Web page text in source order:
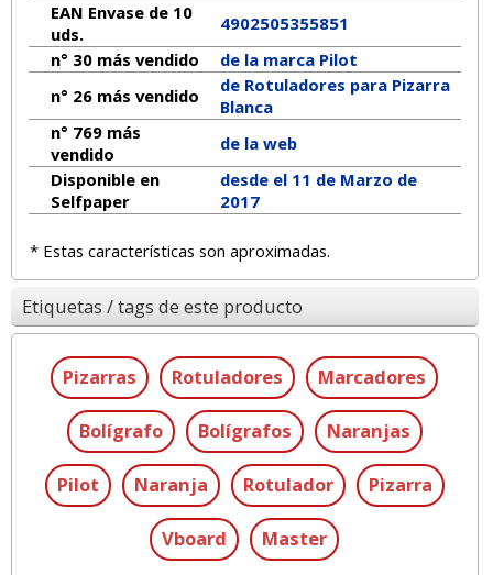
EAN Envase de 10
uds.
4902505355851
n° 30 más vendido
de la marca Pilot
n° 26 más vendido
de Rotuladores para Pizarra
Blanca
n° 769 más
vendido
de la web
Disponible en
Selfpaper
desde el 11 de Marzo de
2017
* Estas características son aproximadas.
Etiquetas / tags de este producto
Pizarras Rotuladores Marcadores
Bolígrafo Bolígrafos Naranjas
Pilot Naranja Rotulador Pizarra
Vboard Master